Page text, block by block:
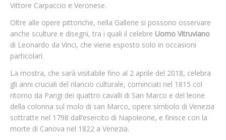
Vittore Carpaccio e Veronese.
Oltre alle opere pittoriche, nella Gallerie si possono osservare
anche sculture e disegni, tra i quali il celebre Uomo Vitruviano
di Leonardo da Vinci, che viene esposto solo in occasioni
particolari.
La mostra, che sarà visitabile fino al 2 aprile del 2018, celebra
gli anni cruciali del rilancio culturale, cominciati nel 1815 col
ritorno da Parigi dei quattro cavalli di San Marco e del leone
della colonna sul molo di san Marco, opere simbolo di Venezia
sottratte nel 1798 dall’esercito di Napoleone, e finisce con la
morte di Canova nel 1822 a Venezia.